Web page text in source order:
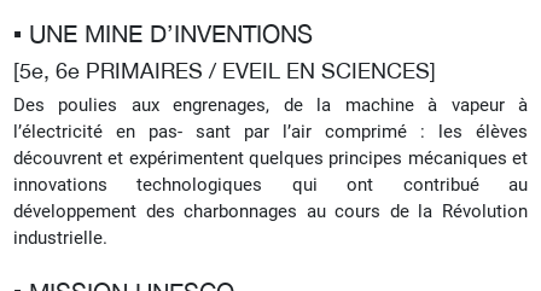
▪︎ UNE MINE D’INVENTIONS
[5e, 6e PRIMAIRES / EVEIL EN SCIENCES]
Des poulies aux engrenages, de la machine à vapeur à
l’électricité en pas- sant par l’air comprimé : les élèves
découvrent et expérimentent quelques principes mécaniques et
innovations technologiques qui ont contribué au
développement des charbonnages au cours de la Révolution
industrielle.